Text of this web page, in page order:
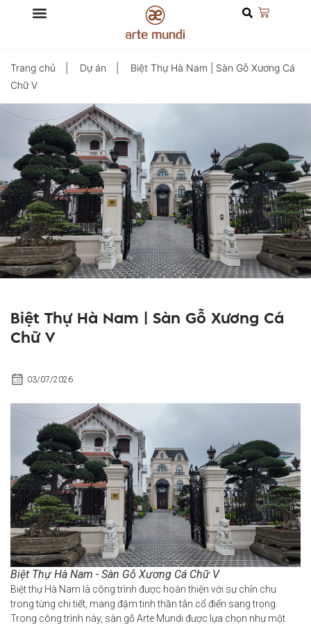
Trang chủ Dự án
Biệt Thự Hà Nam | Sàn Gỗ Xương Cá
Chữ V
Biệt Thự Hà Nam | Sàn Gỗ Xương Cá
Chữ V
03/07/2026
Biệt Thự Hà Nam - Sàn Gỗ Xương Cá Chữ V
Biệt thự Hà Nam là công trình được hoàn thiện với sự chỉn chu
trong từng chi tiết, mang đậm tinh thần tân cổ điển sang trọng.
Trong công trình này, sàn gỗ Arte Mundi được lựa chọn như một